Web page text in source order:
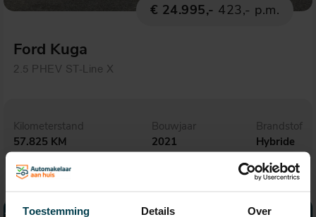
Toestemming Details Over
€ 24.995,- 423,- p.m.
Ford Kuga
2.5 PHEV ST-Line X
Kilometerstand
57.825 KM
Bouwjaar
2021
Brandstof
Hybride